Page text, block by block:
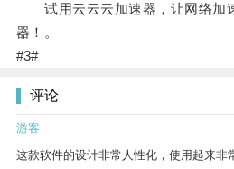
试用云云云加速器，让网络加
器！。
#3#
评论
游客
这款软件的设计非常人性化，使用起来非